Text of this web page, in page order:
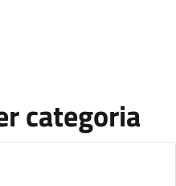
categoria